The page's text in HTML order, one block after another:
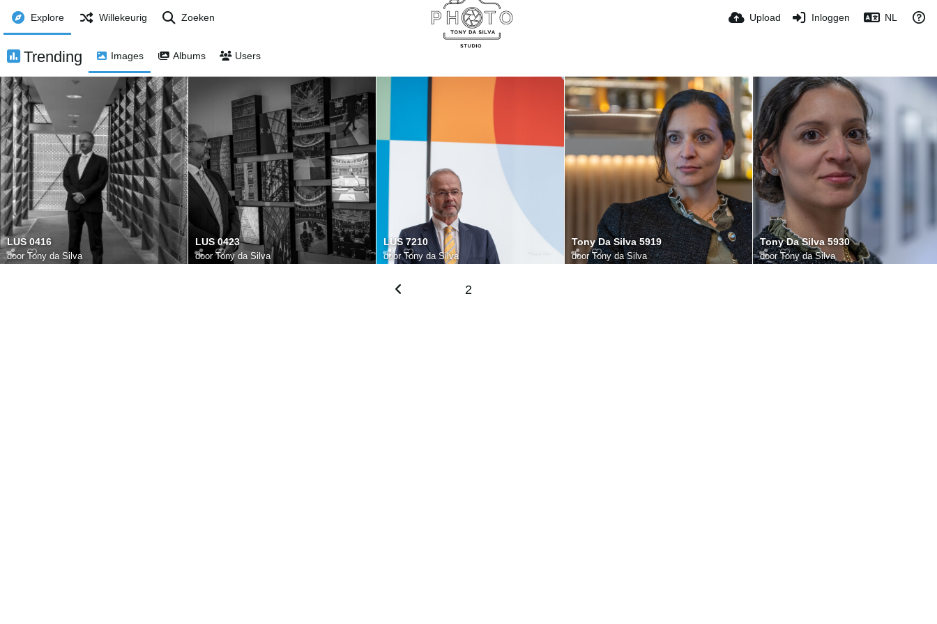
Explore Willekeurig Zoeken Upload Inloggen NL
Trending Images Albums Users
LUS 0416
door Tony da Silva
LUS 0423
doorTony da Silva
LUS 7210
doorTony da Silva
Tony Da Silva 5919
doorTony da Silva
Tony Da Silva 5930
doorTony da Silva
2